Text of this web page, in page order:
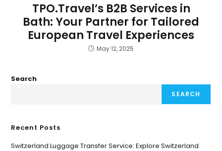
TPO.Travel’s B2B Services in
Bath: Your Partner for Tailored
European Travel Experiences
May 12, 2025
Search
SEARCH
Recent Posts
Switzerland Luggage Transfer Service: Explore Switzerland